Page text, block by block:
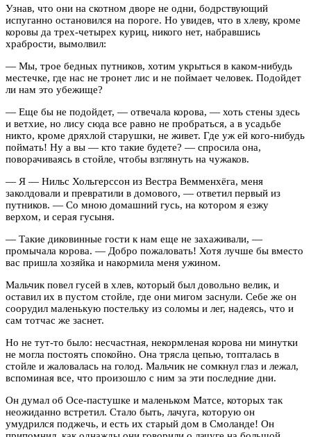
Узнав, что они на скотном дворе не одни, бодрствующий
испуганно остановился на пороге. Но увидев, что в хлеву, кроме
коровы да трех-четырех куриц, никого нет, набравшись
храбрости, вымолвил:
— Мы, трое бедных путников, хотим укрыться в каком-нибудь
местечке, где нас не тронет лис и не поймает человек. Подойдет
ли нам это убежище?
— Еще бы не подойдет, — отвечала корова, — хоть стены здесь
и ветхие, но лису сюда все равно не пробраться, а в усадьбе
никто, кроме дряхлой старушки, не живет. Где уж ей кого-нибудь
поймать! Ну а вы — кто такие будете? — спросила она,
поворачиваясь в стойле, чтобы взглянуть на чужаков.
— Я — Нильс Хольгерссон из Вестра Вемменхёга, меня
заколдовали и превратили в домового, — ответил первый из
путников. — Со мною домашний гусь, на котором я езжу
верхом, и серая гусыня.
— Такие диковинные гости к нам еще не захаживали, —
промычала корова. — Добро пожаловать! Хотя лучше бы вместо
вас пришла хозяйка и накормила меня ужином.
Мальчик повел гусей в хлев, который был довольно велик, и
оставил их в пустом стойле, где они мигом заснули. Себе же он
соорудил маленькую постельку из соломы и лег, надеясь, что и
сам тотчас же заснет.
Но не тут-то было: несчастная, некормленая корова ни минутки
не могла постоять спокойно. Она трясла цепью, топталась в
стойле и жаловалась на голод. Мальчик не сомкнул глаз и лежал,
вспоминая все, что произошло с ним за эти последние дни.
Он думал об Осе-пастушке и маленьком Матсе, которых так
неожиданно встретил. Стало быть, лачуга, которую он
умудрился поджечь, и есть их старый дом в Смоланде! Он